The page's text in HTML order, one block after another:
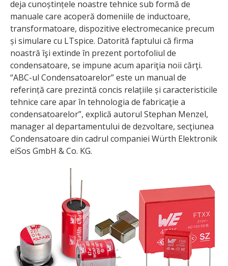
deja cunoștințele noastre tehnice sub formă de
manuale care acoperă domeniile de inductoare,
transformatoare, dispozitive electromecanice precum
și simulare cu LTspice. Datorită faptului că firma
noastră îşi extinde în prezent portofoliul de
condensatoare, se impune acum apariţia noii cărţi.
“ABC-ul Condensatoarelor” este un manual de
referință care prezintă concis relațiile și caracteristicile
tehnice care apar în tehnologia de fabricaţie a
condensatoarelor”, explică autorul Stephan Menzel,
manager al departamentului de dezvoltare, secţiunea
Condensatoare din cadrul companiei Würth Elektronik
eiSos GmbH & Co. KG.